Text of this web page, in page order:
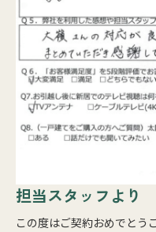
担当スタッフより
この度はご契約おめでとう